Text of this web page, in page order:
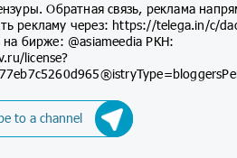
Обратная связь, реклама
рекламу через: https://telega.in/c/
на бирже: @asiameedia РКН:
license?
to a channel